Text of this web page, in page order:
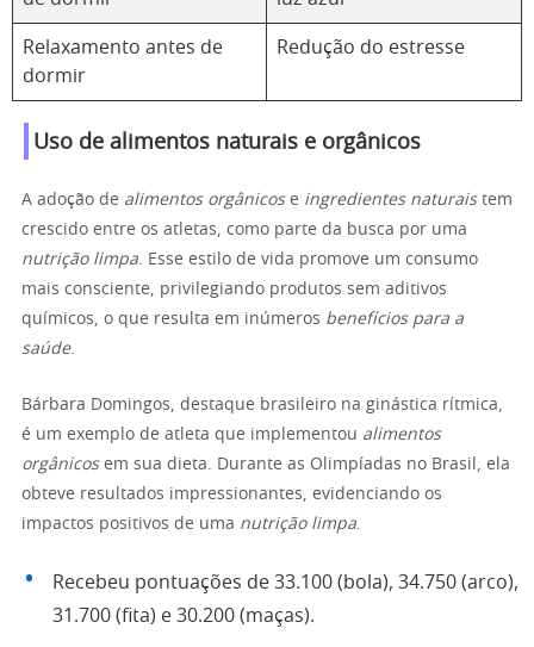
Relaxamento antes de
dormir
Redução do estresse
Uso de alimentos naturais e orgânicos
A adoção de alimentos orgânicose ingredientes naturaistem
crescido entre os atletas, como parte da busca por uma
nutrição limpa . Esse estilo de vida promove um consumo
mais consciente, privilegiando produtos sem aditivos
químicos, o que resulta em inúmeros benefícios para a
saúde.
Bárbara Domingos, destaque brasileiro na ginástica rítmica,
é um exemplo de atleta que implementou alimentos
orgânicosem sua dieta. Durante as Olimpíadas no Brasil, ela
obteve resultados impressionantes, evidenciando os
impactos positivos de uma nutrição limpa
Recebeu pontuações de 33.100 (bola), 34.750 (arco),
31.700 (fita) e 30.200 (maças).